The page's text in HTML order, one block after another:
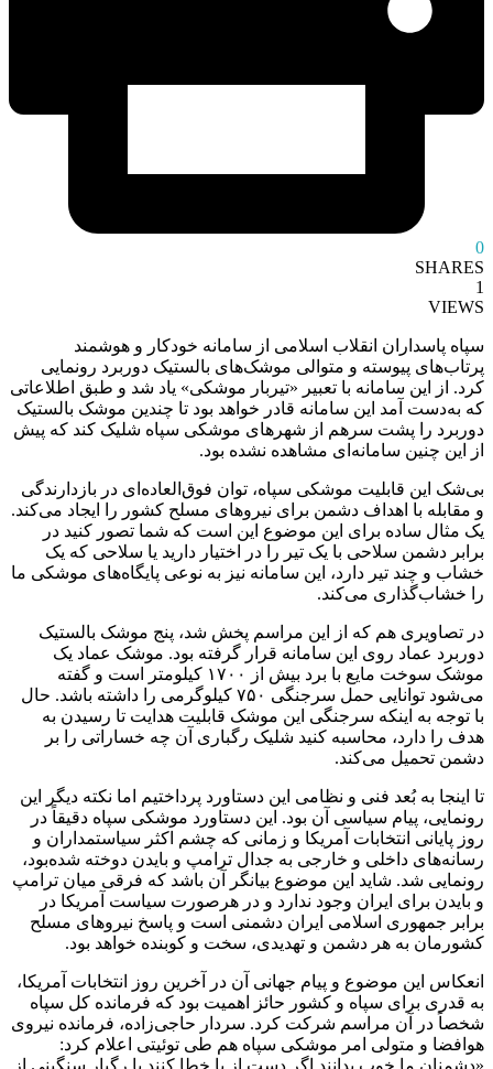
0
SHARES
1
VIEWS
سپاه پاسداران انقلاب اسلامی از سامانه خودکار و هوشمند
پرتاب‌های پیوسته و متوالی موشک‌های بالستیک دوربرد رونمایی
کرد. از این سامانه با تعبیر «تیربار موشکی» یاد شد و طبق اطلاعاتی
که به‌دست آمد این سامانه قادر خواهد بود تا چندین موشک بالستیک
دوربرد را پشت سرهم از شهرهای موشکی سپاه شلیک کند که پیش
از این چنین سامانه‌ای مشاهده نشده بود.
بی‌شک این قابلیت موشکی سپاه، توان فوق‌العاده‌ای در بازدارندگی
و مقابله با اهداف دشمن برای نیروهای مسلح کشور را ایجاد می‌کند.
یک مثال ساده برای این موضوع این است که شما تصور کنید در
برابر دشمن سلاحی با یک تیر را در اختیار دارید یا سلاحی که یک
خشاب و چند تیر دارد، این سامانه نیز به نوعی پایگاه‌های موشکی ما
را خشاب‌گذاری می‌کند.
در تصاویری هم که از این مراسم پخش شد، پنج موشک بالستیک
دوربرد عماد روی این سامانه قرار گرفته بود. موشک عماد یک
موشک سوخت مایع با برد بیش از ۱۷۰۰ کیلومتر است و گفته
می‌شود توانایی حمل سرجنگی ۷۵۰ کیلوگرمی را داشته باشد. حال
با توجه به اینکه سرجنگی این موشک قابلیت هدایت تا رسیدن به
هدف را دارد، محاسبه کنید شلیک رگباری آن چه خساراتی را بر
دشمن تحمیل می‌کند.
تا اینجا به بُعد فنی و نظامی این دستاورد پرداختیم اما نکته دیگر این
رونمایی، پیام سیاسی آن بود. این دستاورد موشکی سپاه دقیقاً در
روز پایانی انتخابات آمریکا و زمانی که چشم اکثر سیاستمداران و
رسانه‌های داخلی و خارجی به جدال ترامپ و بایدن دوخته شده‌بود،
رونمایی شد. شاید این موضوع بیانگر آن باشد که فرقی میان ترامپ
و بایدن برای ایران وجود ندارد و در هرصورت سیاست آمریکا در
برابر جمهوری اسلامی ایران دشمنی است و پاسخ نیروهای مسلح
کشورمان به هر دشمن و تهدیدی، سخت و کوبنده خواهد بود.
انعکاس این موضوع و پیام جهانی آن در آخرین روز انتخابات آمریکا،
به قدری برای سپاه و کشور حائز اهمیت بود که فرمانده کل سپاه
شخصاً در آن مراسم شرکت کرد. سردار حاجی‌زاده، فرمانده نیروی
هوافضا و متولی امر موشکی سپاه هم طی توئیتی اعلام کرد: